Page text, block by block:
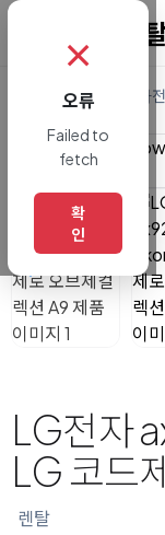
렌탈 디지털/가전
LG전자
LG 코드
렌탈
✗
오류
Failed to
fetch
확
인